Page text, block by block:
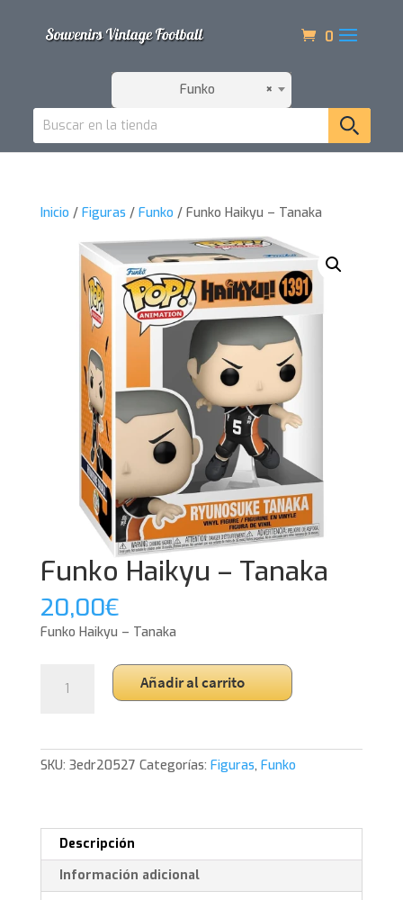
0
×
Funko
Inicio / Figuras / Funko / Funko Haikyu – Tanaka
Funko Haikyu – Tanaka
20,00€
Funko Haikyu – Tanaka
Haikyu
cantidad
Añadir al carrito
SKU: 3edr20527 Categorías: Figuras, Funko
Descripción
Información adicional